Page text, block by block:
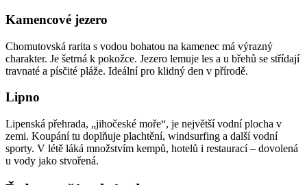
Kamencové jezero
Chomutovská rarita s vodou bohatou na kamenec má výrazný
charakter. Je šetrná k pokožce. Jezero lemuje les a u břehů se střídají
travnaté a písčité pláže. Ideální pro klidný den v přírodě.
Lipno
Lipenská přehrada, „jihočeské moře“, je největší vodní plocha v
zemi. Koupání tu doplňuje plachtění, windsurfing a další vodní
sporty. V létě láká množstvím kempů, hotelů i restaurací – dovolená
u vody jako stvořená.